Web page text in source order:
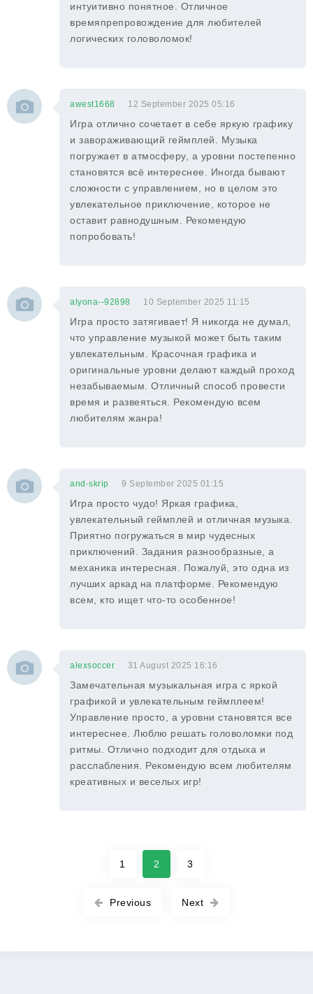
интуитивно понятное. Отличное
времяпрепровождение для любителей
логических головоломок!
awest1668 12 September 2025 05:16
Игра отлично сочетает в себе яркую графику
и завораживающий геймплей. Музыка
погружает в атмосферу, а уровни постепенно
становятся всё интереснее. Иногда бывают
сложности с управлением, но в целом это
увлекательное приключение, которое не
оставит равнодушным. Рекомендую
попробовать!
alyona--92898 10 September 2025 11:15
Игра просто затягивает! Я никогда не думал,
что управление музыкой может быть таким
увлекательным. Красочная графика и
оригинальные уровни делают каждый проход
незабываемым. Отличный способ провести
время и развеяться. Рекомендую всем
любителям жанра!
and-skrip 9 September 2025 01:15
Игра просто чудо! Яркая графика,
увлекательный геймплей и отличная музыка.
Приятно погружаться в мир чудесных
приключений. Задания разнообразные, а
механика интересная. Пожалуй, это одна из
лучших аркад на платформе. Рекомендую
всем, кто ищет что-то особенное!
alexsoccer 31 August 2025 16:16
Замечательная музыкальная игра с яркой
графикой и увлекательным геймплеем!
Управление просто, а уровни становятся все
интереснее. Люблю решать головоломки под
ритмы. Отлично подходит для отдыха и
расслабления. Рекомендую всем любителям
креативных и веселых игр!
Previous
1 2 3
Next